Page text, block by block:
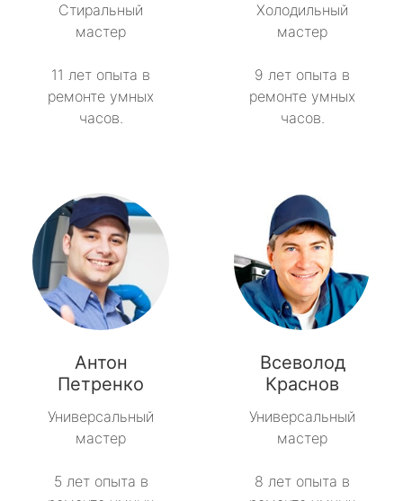
Стиральный
мастер
11 лет опыта в
ремонте умных
часов.
Холодильный
мастер
9 лет опыта в
ремонте умных
часов.
Антон
Петренко
Универсальный
мастер
5 лет опыта в
Всеволод
Краснов
Универсальный
мастер
8 лет опыта в